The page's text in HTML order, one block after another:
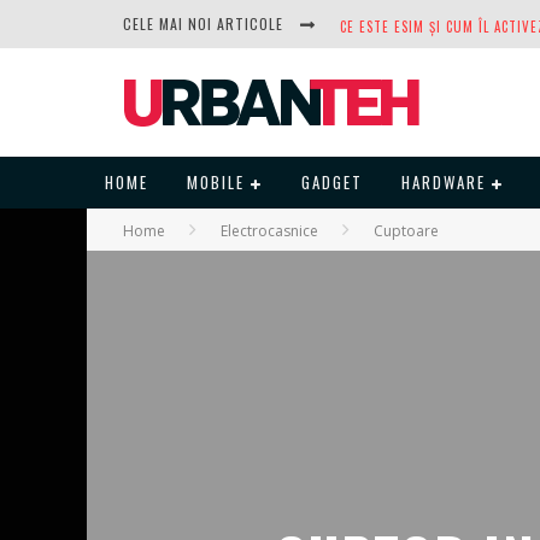
CELE MAI NOI ARTICOLE
DUPĂ ANI DE REFUZURI,
HOME MOBILE GADGET HARDWARE
Home Electrocasnice Cuptoare